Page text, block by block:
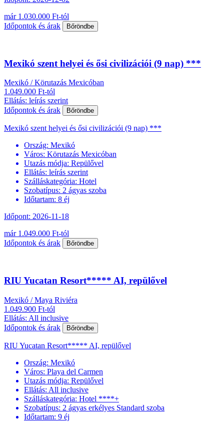
már 1.030.000 Ft-tól
Időpontok és árak
Bőröndbe
Mexikó szent helyei és ősi civilizációi (9 nap) ***
Mexikó / Körutazás Mexicóban
1.049.000 Ft-tól
Ellátás: leírás szerint
Időpontok és árak
Bőröndbe
Mexikó szent helyei és ősi civilizációi (9 nap) ***
Ország: Mexikó
Város: Körutazás Mexicóban
Utazás módja: Repülővel
Ellátás: leírás szerint
Szálláskategória: Hotel
Szobatípus: 2 ágyas szoba
Időtartam: 8 éj
Időpont: 2026-11-18
már 1.049.000 Ft-tól
Időpontok és árak
Bőröndbe
RIU Yucatan Resort***** AI, repülővel
Mexikó / Maya Riviéra
1.049.900 Ft-tól
Ellátás: All inclusive
Időpontok és árak
Bőröndbe
RIU Yucatan Resort***** AI, repülővel
Ország: Mexikó
Város: Playa del Carmen
Utazás módja: Repülővel
Ellátás: All inclusive
Szálláskategória: Hotel ****+
Szobatípus: 2 ágyas erkélyes Standard szoba
Időtartam: 9 éj